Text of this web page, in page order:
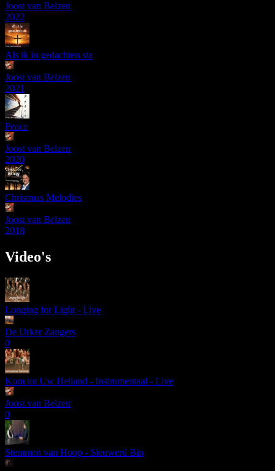
Joost van Belzen
2022
Als ik in gedachten sta
Joost van Belzen
2021
Peace
Joost van Belzen
2020
Christmas Melodies
Joost van Belzen
2018
Video's
Longing for Light - Live
De Urker Zangers
0
Kom tot Uw Heiland - Instrumentaal - Live
Joost van Belzen
0
Stemmen van Hoop - Sieuwerd Bin